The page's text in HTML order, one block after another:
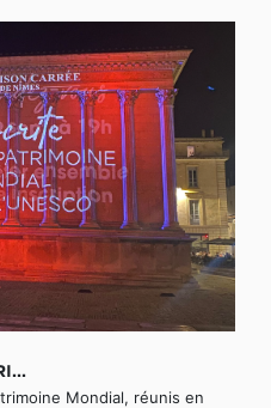
Mondial, réunis en